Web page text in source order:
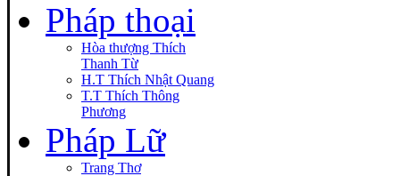
Pháp thoại
Hòa thượng Thích
Thanh Từ
H.T Thích Nhật Quang
T.T Thích Thông
Phương
Pháp Lữ
Trang Thơ